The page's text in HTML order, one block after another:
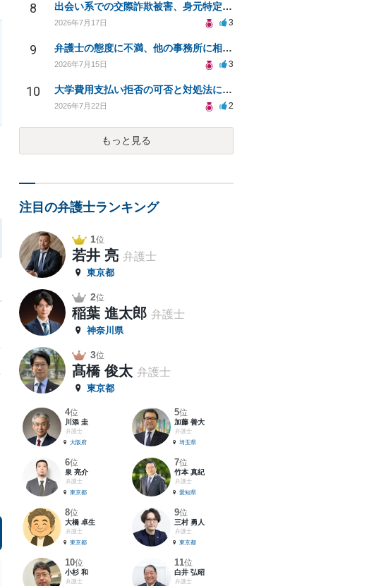
8 出会い系での交際詐欺被害、身元特定と返金請求の方法は？
2026年7月17日 3
9 弁護士の態度に不満、他の事務所に相談すべきか？
2026年7月15日 3
10 大学費用支払い拒否の可否と対処法について知りたい
2026年7月22日 2
もっと見る
注目の弁護士ランキング
1位
若井 亮 弁護士
東京都
2位
稲葉 進太郎 弁護士
神奈川県
3位
髙橋 俊太 弁護士
東京都
4位
川添 圭
弁護士
大阪府
5位
加藤 善大
弁護士
埼玉県
6位
泉 亮介
弁護士
東京都
7位
竹本 真紀
弁護士
愛知県
8位
大橋 卓生
弁護士
東京都
9位
三村 勇人
弁護士
東京都
10位
小杉 和
弁護士
11位
白井 弘昭
弁護士